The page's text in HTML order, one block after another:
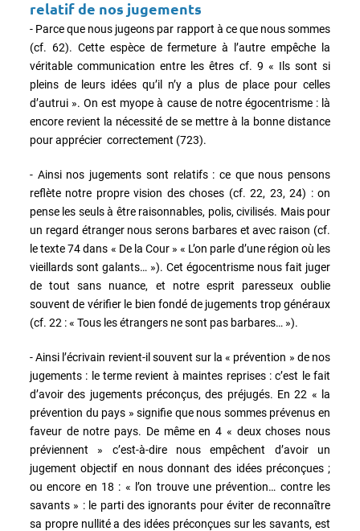
relatif de nos jugements
- Parce que nous jugeons par rapport à ce que nous sommes
(cf. 62). Cette espèce de fermeture à l’autre empêche la
véritable communication entre les êtres cf. 9 « Ils sont si
pleins de leurs idées qu’il n’y a plus de place pour celles
d’autrui ». On est myope à cause de notre égocentrisme : là
encore revient la nécessité de se mettre à la bonne distance
pour apprécier correctement (723).
- Ainsi nos jugements sont relatifs : ce que nous pensons
reflète notre propre vision des choses (cf. 22, 23, 24) : on
pense les seuls à être raisonnables, polis, civilisés. Mais pour
un regard étranger nous serons barbares et avec raison (cf.
le texte 74 dans « De la Cour » « L’on parle d’une région où les
vieillards sont galants… »). Cet égocentrisme nous fait juger
de tout sans nuance, et notre esprit paresseux oublie
souvent de vérifier le bien fondé de jugements trop généraux
(cf. 22 : « Tous les étrangers ne sont pas barbares… »).
- Ainsi l’écrivain revient-il souvent sur la « prévention » de nos
jugements : le terme revient à maintes reprises : c’est le fait
d’avoir des jugements préconçus, des préjugés. En 22 « la
prévention du pays » signifie que nous sommes prévenus en
faveur de notre pays. De même en 4 « deux choses nous
préviennent » c’est-à-dire nous empêchent d’avoir un
jugement objectif en nous donnant des idées préconçues ;
ou encore en 18 : « l’on trouve une prévention… contre les
savants » : le parti des ignorants pour éviter de reconnaître
sa propre nullité a des idées préconçues sur les savants, est